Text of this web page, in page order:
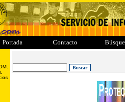
Portada Contacto